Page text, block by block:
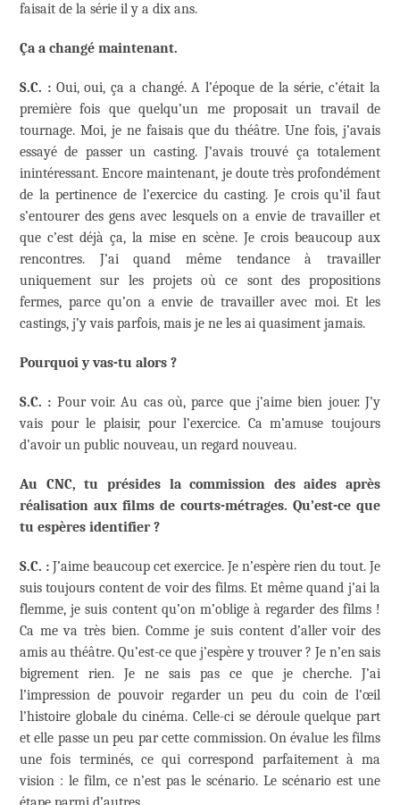
faisait de la série il y a dix ans.
Ça a changé maintenant.
S.C. : Oui, oui, ça a changé. A l’époque de la série, c’était la
première fois que quelqu’un me proposait un travail de
tournage. Moi, je ne faisais que du théâtre. Une fois, j’avais
essayé de passer un casting. J’avais trouvé ça totalement
inintéressant. Encore maintenant, je doute très profondément
de la pertinence de l’exercice du casting. Je crois qu’il faut
s’entourer des gens avec lesquels on a envie de travailler et
que c’est déjà ça, la mise en scène. Je crois beaucoup aux
rencontres. J’ai quand même tendance à travailler
uniquement sur les projets où ce sont des propositions
fermes, parce qu’on a envie de travailler avec moi. Et les
castings, j’y vais parfois, mais je ne les ai quasiment jamais.
Pourquoi y vas-tu alors ?
S.C. : Pour voir. Au cas où, parce que j’aime bien jouer. J’y
vais pour le plaisir, pour l’exercice. Ca m’amuse toujours
d’avoir un public nouveau, un regard nouveau.
Au CNC, tu présides la commission des aides après
réalisation aux films de courts-métrages. Qu’est-ce que
tu espères identifier ?
S.C. : J’aime beaucoup cet exercice. Je n’espère rien du tout. Je
suis toujours content de voir des films. Et même quand j’ai la
flemme, je suis content qu’on m’oblige à regarder des films !
Ca me va très bien. Comme je suis content d’aller voir des
amis au théâtre. Qu’est-ce que j’espère y trouver ? Je n’en sais
bigrement rien. Je ne sais pas ce que je cherche. J’ai
l’impression de pouvoir regarder un peu du coin de l’œil
l’histoire globale du cinéma. Celle-ci se déroule quelque part
et elle passe un peu par cette commission. On évalue les films
une fois terminés, ce qui correspond parfaitement à ma
vision : le film, ce n’est pas le scénario. Le scénario est une